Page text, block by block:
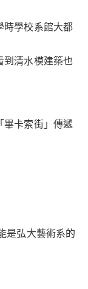
時學校系館大都
清水模建築也
畢卡索街」傳遞
是弘大藝術系的